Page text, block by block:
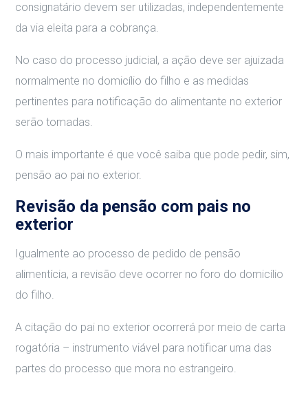
consignatário devem ser utilizadas, independentemente
da via eleita para a cobrança.
No caso do processo judicial, a ação deve ser ajuizada
normalmente no domicílio do filho e as medidas
pertinentes para notificação do alimentante no exterior
serão tomadas.
O mais importante é que você saiba que pode pedir, sim,
pensão ao pai no exterior.
Revisão da pensão com pais no
exterior
Igualmente ao processo de pedido de pensão
alimentícia, a revisão deve ocorrer no foro do domicílio
do filho.
A citação do pai no exterior ocorrerá por meio de carta
rogatória – instrumento viável para notificar uma das
partes do processo que mora no estrangeiro.